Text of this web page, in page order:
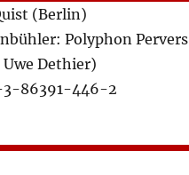
(Berlin)
Polyphon Pervers
Dethier)
3-86391-446-2